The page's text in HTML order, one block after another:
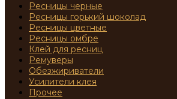
Ресницы черные
Ресницы горький шоколад
Ресницы цветные
Ресницы омбре
Клей для ресниц
Ремуверы
Обезжириватели
Усилители клея
Прочее